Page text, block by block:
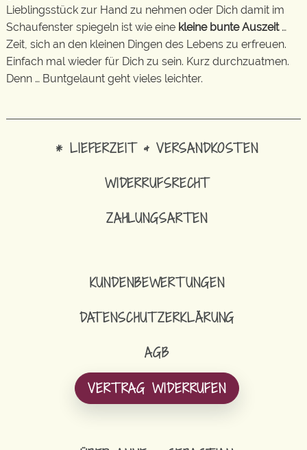
Lieblingsstück zur Hand zu nehmen oder Dich damit im
Schaufenster spiegeln ist wie eine kleine bunte Auszeit…
Zeit, sich an den kleinen Dingen des Lebens zu erfreuen.
Einfach mal wieder für Dich zu sein. Kurz durchzuatmen.
Denn … Buntgelaunt geht vieles leichter.
* LIEFERZEIT & VERSANDKOSTEN
WIDERRUFSRECHT
ZAHLUNGSARTEN
KUNDENBEWERTUNGEN
DATENSCHUTZERKLÄRUNG
AGB
VERTRAG WIDERRUFEN